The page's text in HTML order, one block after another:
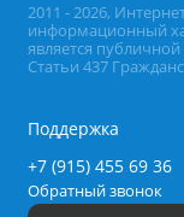
2011 - 2026,
информационный
является
Статьи 437
Поддержка
+7 (915) 455 69 36
Обратный звонок